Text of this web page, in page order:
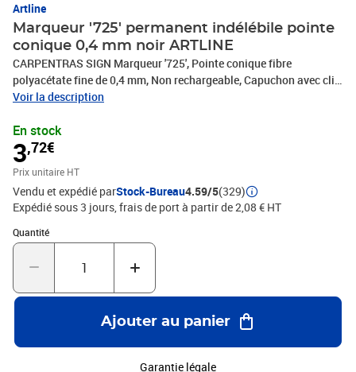
Artline
Marqueur '725' permanent indélébile pointe
conique 0,4 mm noir ARTLINE
CARPENTRAS SIGN Marqueur '725', Pointe conique fibre
polyacétate fine de 0,4 mm, Non rechargeable, Capuchon avec clip,
Corps aluminium, Encre permanente, indélébile, inodore et sans
Encre RoHs, Qualification partenaire, Environnement durable.
Voir la description
En stock
3,72€
Prix unitaire HT
Vendu et expédié parStock-Bureau4.59/5(329)
Expédié sous 3 jours, frais de port à partir de 2,08 € HT
Quantité
Quantité : 1
Ajouter au panier
Garantie légale